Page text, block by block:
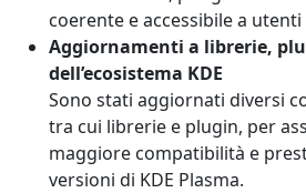
coerente e accessibile a
Aggiornamenti a librerie,
dell’ecosistema KDE
Sono stati aggiornati diversi
tra cui librerie e plugin, per
maggiore compatibilità e
versioni di KDE Plasma.